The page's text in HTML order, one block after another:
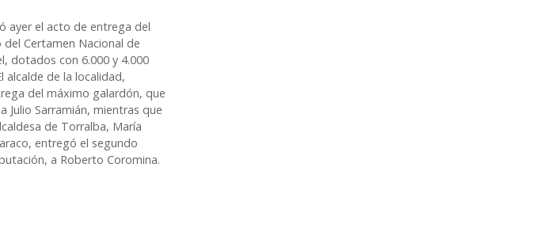
ayer el acto de entrega del
Certamen Nacional de
dotados con 6.000 y 4.000
alcalde de la localidad,
del máximo galardón, que
Julio Sarramián, mientras que
de Torralba, María
entregó el segundo
a Roberto Coromina.